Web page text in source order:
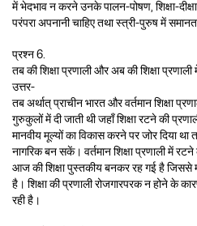
में भेदभाव न करने उनके पालन-पोषण, शिक्षा-
परंपरा अपनानी चाहिए तथा स्त्री-पुरुष में
प्रश्न 6.
तब की शिक्षा प्रणाली और अब की शिक्षा
उत्तर-
तब अर्थात् प्राचीन भारत और वर्तमान शिक्षा
गुरुकुलों में दी जाती थी जहाँ शिक्षा रटने की
मानवीय मूल्यों का विकास करने पर जोर दिया
नागरिक बन सकें। वर्तमान शिक्षा प्रणाली में
आज की शिक्षा पुस्तकीय बनकर रह गई है जिससे
है। शिक्षा की प्रणाली रोजगारपरक न होने के
रही है।